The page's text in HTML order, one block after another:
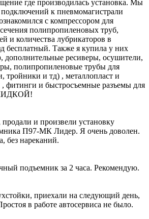
где производилась установка. Мы
подключений к пневмомагистрали
с компрессором для
полипропиленовых труб,
и количества лубрикаторов в
бесплатный. Также я купила у них
дополнительные ресиверы, осушители,
полипропиленовые трубы для
тройники и тд) , металлопласт и
фитинги и быстросъемные разъемы для
и произвели установку
П97-МК Лидер. Я очень доволен.
без нареканий.
подъемник за 2 часа. Рекомендую.
приехали на следующий день,
в работе автосервиса не было.